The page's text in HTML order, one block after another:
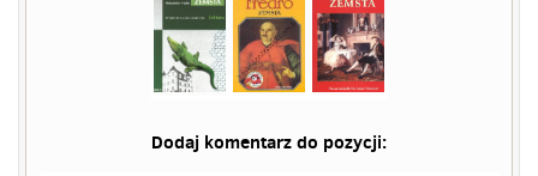
Dodaj komentarz do pozycji: